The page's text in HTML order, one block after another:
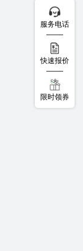
服务电话
快速报价
限时领券